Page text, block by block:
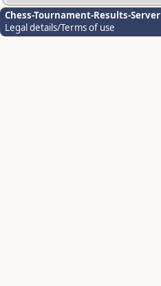
Chess-Tournament-Results-Server
Legal details/Terms of use